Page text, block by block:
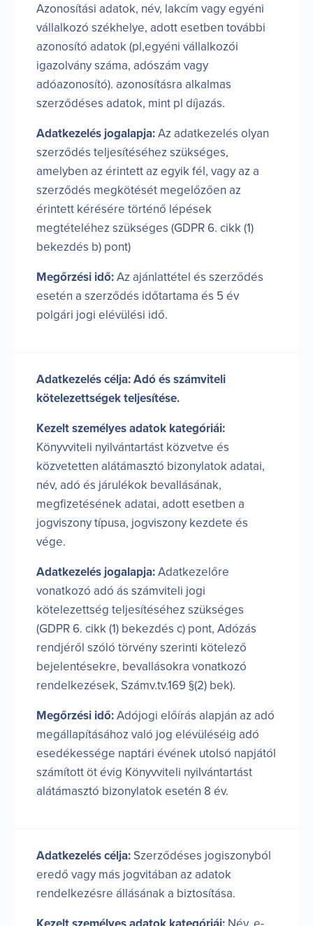
Azonosítási adatok, név, lakcím vagy egyéni
vállalkozó székhelye, adott esetben további
azonosító adatok (pl,egyéni vállalkozói
igazolvány száma, adószám vagy
adóazonosító). azonosításra alkalmas
szerződéses adatok, mint pl díjazás.
Adatkezelés jogalapja:Az adatkezelés olyan
szerződés teljesítéséhez szükséges,
amelyben az érintett az egyik fél, vagy az a
szerződés megkötését megelőzően az
érintett kérésére történő lépések
megtételéhez szükséges (GDPR 6. cikk (1)
bekezdés b) pont)
Megőrzési idő:Az ajánlattétel és szerződés
esetén a szerződés időtartama és 5 év
polgári jogi elévülési idő.
Adatkezelés célja: Adó és számviteli
kötelezettségek teljesítése.
Kezelt személyes adatok kategóriái:
Könyvviteli nyilvántartást közvetve és
közvetetten alátámasztó bizonylatok adatai,
név, adó és járulékok bevallásának,
megfizetésének adatai, adott esetben a
jogviszony típusa, jogviszony kezdete és
vége.
Adatkezelés jogalapja:Adatkezelőre
vonatkozó adó ás számviteli jogi
kötelezettség teljesítéséhez szükséges
(GDPR 6. cikk (1) bekezdés c) pont, Adózás
rendjéről szóló törvény szerinti kötelező
bejelentésekre, bevallásokra vonatkozó
rendelkezések, Számv.tv.169 §(2) bek).
Megőrzési idő:Adójogi előírás alapján az adó
megállapításához való jog elévüléséig adó
esedékessége naptári évének utolsó napjától
számított öt évig Könyvviteli nyilvántartást
alátámasztó bizonylatok esetén 8 év.
Adatkezelés célja: Szerződéses jogiszonyból
eredő vagy más jogvitában az adatok
rendelkezésre állásának a biztosítása.